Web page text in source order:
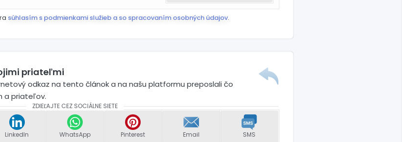
súhlasím s podmienkami služieb a so spracovaním osobných údajov.
priateľmi
odkaz na tento článok a na našu platformu preposlali čo
a priateľov.
ZDIEĽAJTE CEZ SOCIÁLNE SIETE
LinkedIn WhatsApp Pinterest Email
SMS